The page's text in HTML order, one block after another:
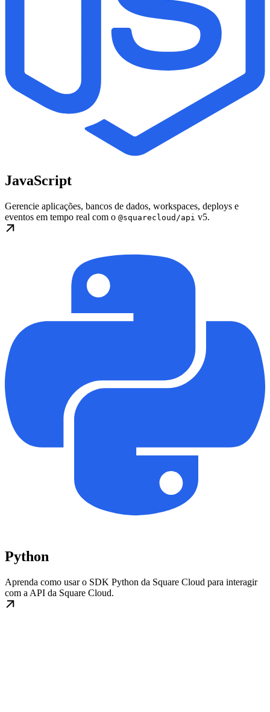
JavaScript
Gerencie aplicações, bancos de dados, workspaces, deploys e
eventos em tempo real com o @squarecloud/api v5.
Python
Aprenda como usar o SDK Python da Square Cloud para interagir
com a API da Square Cloud.